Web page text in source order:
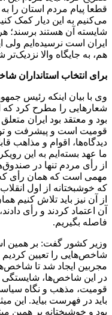
قطعا پیام مردم ‌استان را
می‌کنیم به این دیار کمک
شایسته آن هستند برسند؛
ایران است نرسیده‌ایم ‌ولی
هم، به جایگاه والا نزدیک‌تر
برای انتخاب استانداران
‌وی با بیان اینکه رئیس
شعارهایی را مطرح کرد که
بود و معتقد بود ایران
قومیت است و پیشرفت و
دیدگاه‌ها، اقوام و مذاهب
ما عهد بسته‌ایم به این
از رأی مردم تنها در
مهمی است که همان رأی که
که خوشبختانه از اول
از آن نیز باید تلاش کنیم
آن اعتماد کردند و رأی
فاصله بگیریم.
وزیر کشور گفت: بر همین
شاخص‌هایی را تعیین
مجربین ایجاد شد تا
در این شاخص‌ها، شایستگی
قومیت، مذهب و نگاه
باید در فهرست بیاید. این
بود و خوشبختانه بر همین